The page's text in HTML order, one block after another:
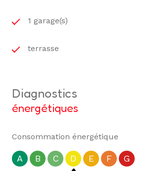
1 garage(s)
terrasse
diagnostics
énergétiques
Consommation énergétique
A B C D E F G